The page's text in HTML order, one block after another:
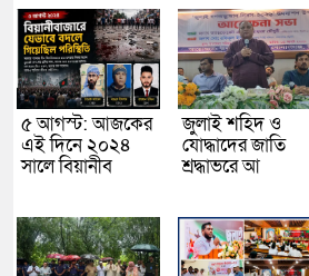
৫ আগস্ট: আজকের
এই দিনে ২০২৪
সালে বিয়ানীব
জুলাই শহিদ ও
যোদ্ধাদের জাতি
শ্রদ্ধাভরে আ